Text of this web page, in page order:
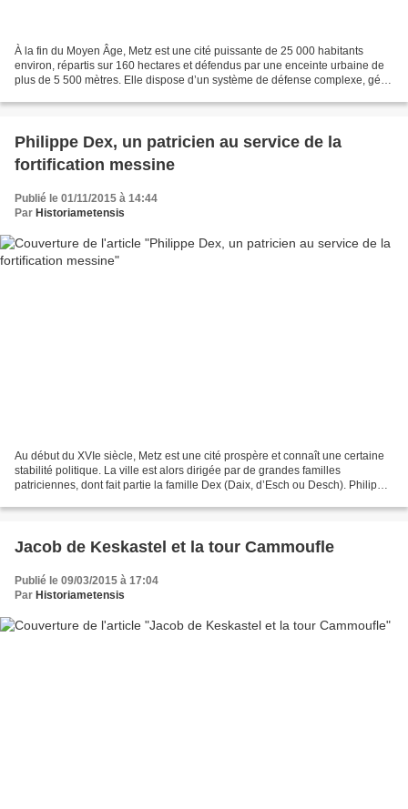
À la fin du Moyen Âge, Metz est une cité puissante de 25 000 habitants
environ, répartis sur 160 hectares et défendus par une enceinte urbaine de
plus de 5 500 mètres. Elle dispose d’un système de défense complexe, géré
Philippe Dex, un patricien au service de la
fortification messine
Publié le 01/11/2015 à 14:44
Par Historiametensis
Au début du XVIe siècle, Metz est une cité prospère et connaît une certaine
stabilité politique. La ville est alors dirigée par de grandes familles
patriciennes, dont fait partie la famille Dex (Daix, d’Esch ou Desch). Philippe
Jacob de Keskastel et la tour Cammoufle
Publié le 09/03/2015 à 17:04
Par Historiametensis